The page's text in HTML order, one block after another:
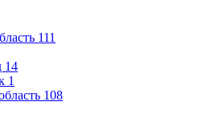
111
14
1
108